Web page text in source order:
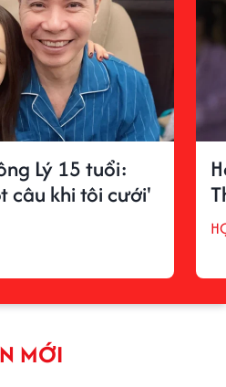
Lý 15 tuổi:
câu khi tôi cưới'
MỚI